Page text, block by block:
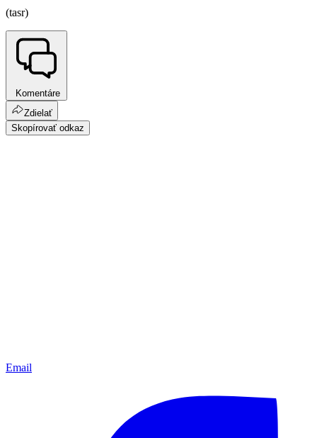
(tasr)
Komentáre
Zdielať
Skopírovať odkaz
Email